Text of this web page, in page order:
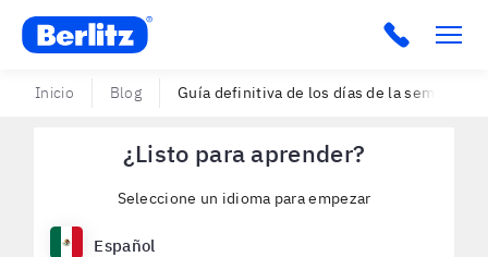
Berlitz USA Click to
Inicio Blog Guía definitiva de los días de la semana
¿Listo para aprender?
Seleccione un idioma para empezar
Español